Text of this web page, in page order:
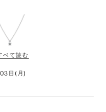
ピッタリな指輪です。ヘア
方が光の反射が柔らかで、シ
染みが良い印象を受けまし
で光の反射の仕方がだいぶ変
らは分からないところでし
べて読む
日(月)